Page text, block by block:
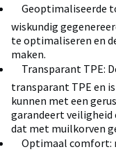
 Geoptimaliseerde
wiskundig
te optimaliseren en
maken.
 Transparant TPE:
transparant TPE en
kunnen met een
garandeert
dat met muilkorven
 Optimaal comfort: